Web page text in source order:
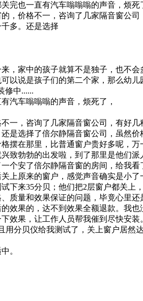
完也一直有汽车嗡嗡嗡的声音，
价格不一，咨询了几家隔音窗公司
多。还是选择
，家中的孩子就算不是独子，也不
以说是孩子们的第二个家，那么幼
修中......
汽车嗡嗡嗡的声音，烦死了，
一，咨询了几家隔音窗公司，有好几
选择了倍尔静隔音窗公司，虽然价
摆在那里，比普通窗户贵好多呢，
致勃勃的出发啦，到了那里是他们
个安了倍尔静隔音窗的房间，给我
上原来的窗户，感觉声音确实是小
来35分贝；他们把2层窗户都关上
质量和效果保证的问题，毕竟心里
果的，达不到效果全额退款。我也
效果，让工作人员帮我催到尽快安装
分贝仪给我测试了，关上窗户居
。